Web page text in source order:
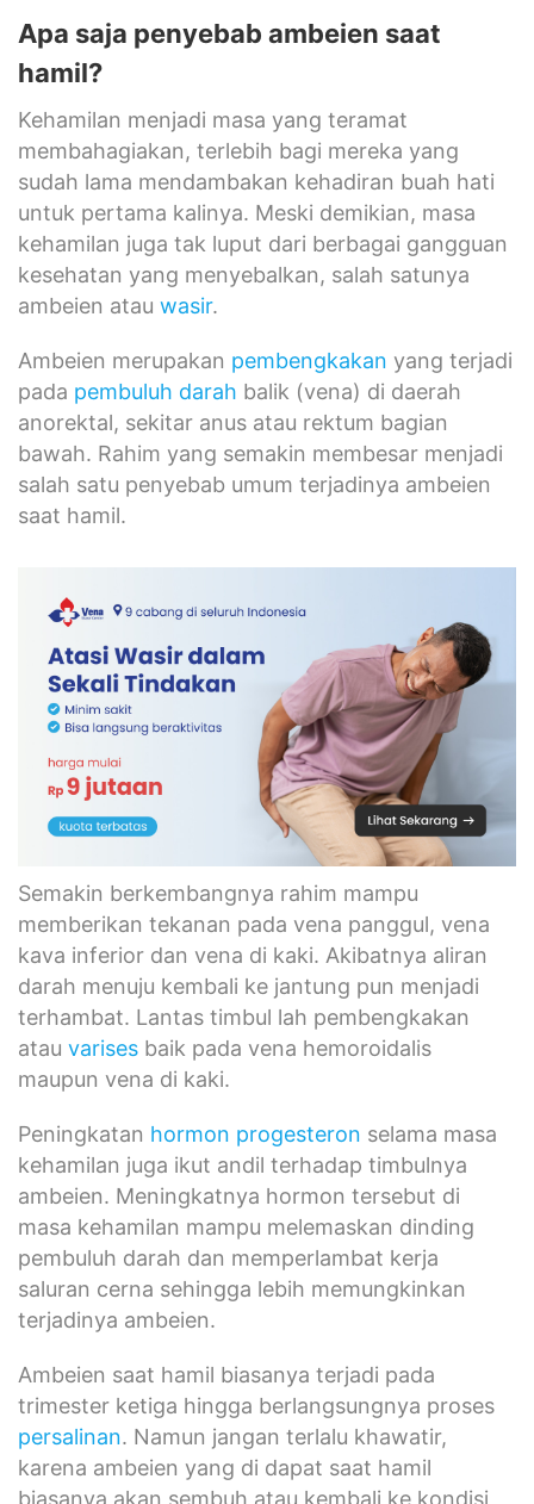
Apa saja penyebab ambeien saat
hamil?
Kehamilan menjadi masa yang teramat
membahagiakan, terlebih bagi mereka yang
sudah lama mendambakan kehadiran buah hati
untuk pertama kalinya. Meski demikian, masa
kehamilan juga tak luput dari berbagai gangguan
kesehatan yang menyebalkan, salah satunya
ambeien atau wasir.
Ambeien merupakan pembengkakan yang terjadi
pada pembuluh darah balik (vena) di daerah
anorektal, sekitar anus atau rektum bagian
bawah. Rahim yang semakin membesar menjadi
salah satu penyebab umum terjadinya ambeien
saat hamil.
Semakin berkembangnya rahim mampu
memberikan tekanan pada vena panggul, vena
kava inferior dan vena di kaki. Akibatnya aliran
darah menuju kembali ke jantung pun menjadi
terhambat. Lantas timbul lah pembengkakan
atau varises baik pada vena hemoroidalis
maupun vena di kaki.
Peningkatan hormon progesteron selama masa
kehamilan juga ikut andil terhadap timbulnya
ambeien. Meningkatnya hormon tersebut di
masa kehamilan mampu melemaskan dinding
pembuluh darah dan memperlambat kerja
saluran cerna sehingga lebih memungkinkan
terjadinya ambeien.
Ambeien saat hamil biasanya terjadi pada
trimester ketiga hingga berlangsungnya proses
persalinan. Namun jangan terlalu khawatir,
karena ambeien yang di dapat saat hamil
biasanya akan sembuh atau kembali ke kondisi